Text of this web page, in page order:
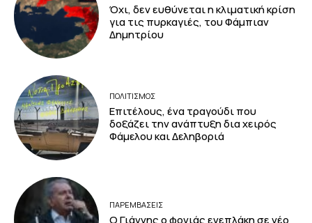
Όχι, δεν ευθύνεται η κλιματική κρίση
για τις πυρκαγιές, του Φάμπιαν
Δημητρίου
ΠΟΛΙΤΙΣΜΟΣ
Επιτέλους, ένα τραγούδι που
δοξάζει την ανάπτυξη δια χειρός
Φάμελου και Δεληβοριά
ΠΑΡΕΜΒΑΣΕΙΣ
Ο Γιάννης ο φονιάς ενεπλάκη σε νέο